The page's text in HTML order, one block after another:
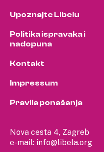
Nova cesta 4, Zagreb
e-mail: info@libela.org
Upoznajte Libelu
Politika ispravaka i
nadopuna
Kontakt
Impressum
Pravila ponašanja